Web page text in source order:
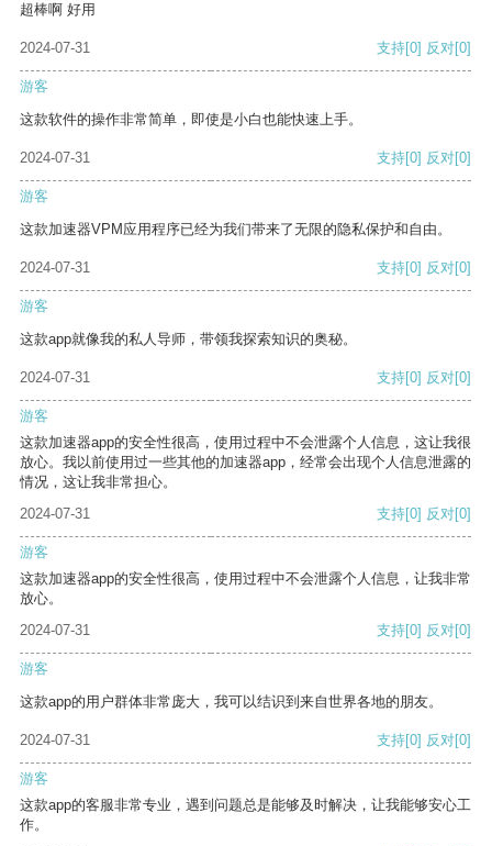
超棒啊 好用
2024-07-31 支持[0] 反对[0]
游客
这款软件的操作非常简单，即使是小白也能快速上手。
2024-07-31 支持[0] 反对[0]
游客
这款加速器VPM应用程序已经为我们带来了无限的隐私保护和自由。
2024-07-31 支持[0] 反对[0]
游客
这款app就像我的私人导师，带领我探索知识的奥秘。
2024-07-31 支持[0] 反对[0]
游客
这款加速器app的安全性很高，使用过程中不会泄露个人信息，这让我很
放心。我以前使用过一些其他的加速器app，经常会出现个人信息泄露的
情况，这让我非常担心。
2024-07-31
支持[0] 反对[0]
游客
这款加速器app的安全性很高，使用过程中不会泄露个人信息，让我非常
放心。
2024-07-31
支持[0] 反对[0]
游客
这款app的用户群体非常庞大，我可以结识到来自世界各地的朋友。
2024-07-31 支持[0] 反对[0]
游客
这款app的客服非常专业，遇到问题总是能够及时解决，让我能够安心工
作。